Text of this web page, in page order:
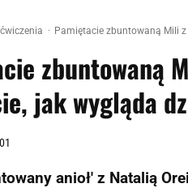
Pamiętacie zbuntowaną Mili
zbuntowaną
jak wygląda
anioł' z Natalią